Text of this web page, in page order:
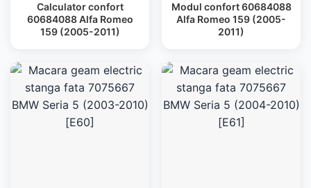
Calculator confort
60684088 Alfa Romeo
159 (2005-2011)
Modul confort 60684088
Alfa Romeo 159 (2005-
2011)